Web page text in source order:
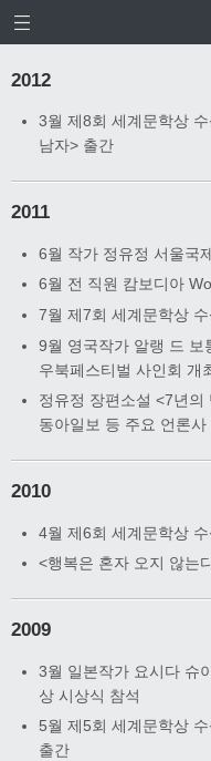
2012
3월 제8회 세계문학상
남자> 출간
2011
6월 작가 정유정 서울국
6월 전 직원 캄보디아
7월 제7회 세계문학상
9월 영국작가 알랭 드
우북페스티벌 사인회 개
정유정 장편소설 <7년의
동아일보 등 주요 언론사
2010
4월 제6회 세계문학상
<행복은 혼자 오지 않는
2009
3월 일본작가 요시다 슈
상 시상식 참석
5월 제5회 세계문학상
출간